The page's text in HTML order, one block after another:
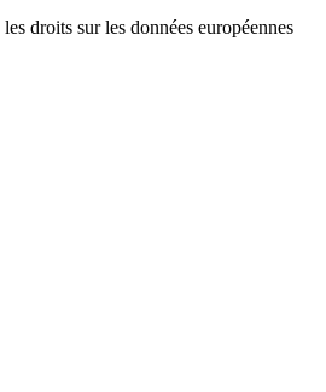
droits sur les données européennes